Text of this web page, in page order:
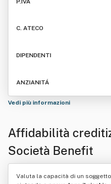
C. ATECO
DIPENDENTI
ANZIANITÁ
Vedi più informazioni
Affidabilità
Società Benefit
Valuta la capacità di un